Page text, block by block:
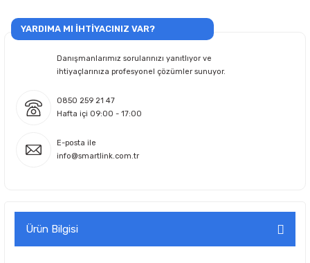
YARDIMA MI İHTİYACINIZ VAR?
Danışmanlarımız sorularınızı yanıtlıyor ve
ihtiyaçlarınıza profesyonel çözümler sunuyor.
0850 259 21 47
Hafta içi 09:00 - 17:00
E-posta ile
info@smartlink.com.tr
Ürün Bilgisi